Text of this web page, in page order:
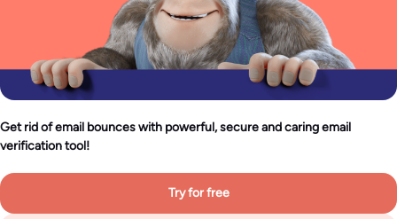
Get rid of email bounces with powerful, secure and caring email
verification tool!
Try for free